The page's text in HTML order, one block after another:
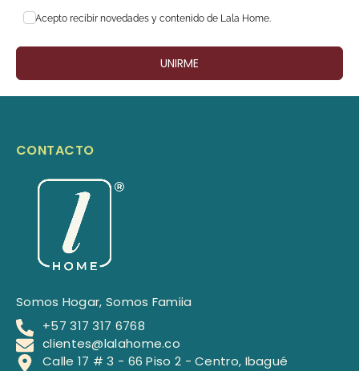
Acepto recibir novedades y contenido de Lala Home.
UNIRME
CONTACTO
Somos Hogar, Somos Famiia
+57 317 317 6768
clientes@lalahome.co
Calle 17 # 3 - 66 Piso 2 - Centro, Ibagué